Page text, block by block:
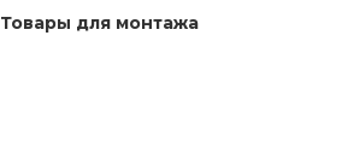
Товары для монтажа